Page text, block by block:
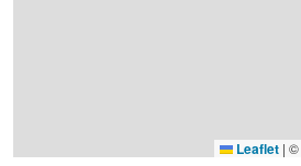
Leaflet | ©